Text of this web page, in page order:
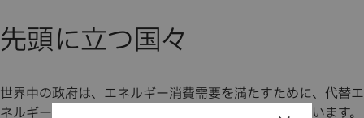
先頭に立つ国々
世界中の政府は、エネルギー消費需要を満たすために、代替エ
ネルギーの生産と利用を増加させるべく進歩を遂げています。